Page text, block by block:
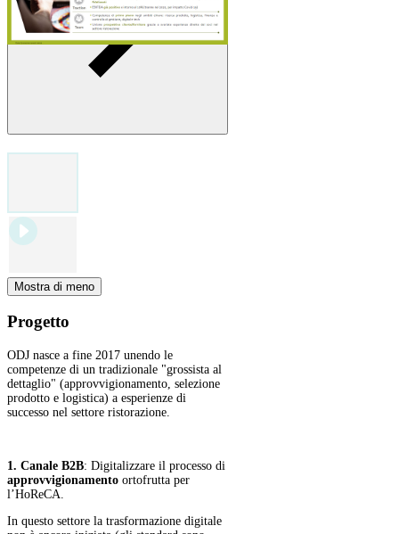
Mostra di meno
Progetto
ODJ nasce a fine 2017 unendo le
competenze di un tradizionale "grossista al
dettaglio" (approvvigionamento, selezione
prodotto e logistica) a esperienze di
successo nel settore ristorazione.
1. Canale B2B: Digitalizzare il processo di
approvvigionamento ortofrutta per
l’HoReCA.
In questo settore la trasformazione digitale